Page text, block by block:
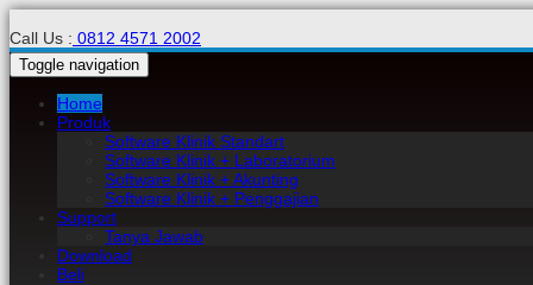
Call Us : 0812 4571 2002
Toggle navigation
Home
Produk
Software Klinik Standart
Software Klinik + Laboratorium
Software Klinik + Akunting
Software Klinik + Penggajian
Support
Tanya Jawab
Download
Beli